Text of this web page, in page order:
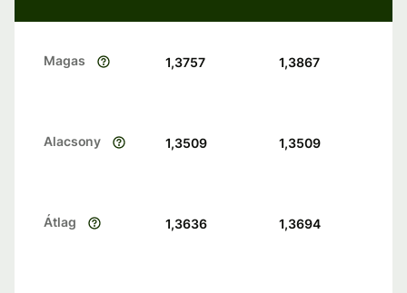
Magas 1,3757 1,3867
Alacsony 1,3509 1,3509
Átlag 1,3636 1,3694